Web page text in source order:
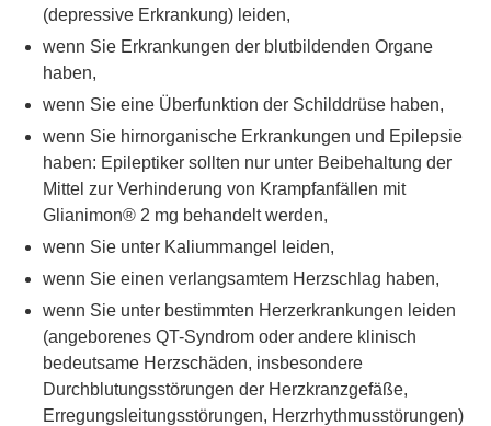
(depressive Erkrankung) leiden,
wenn Sie Erkrankungen der blutbildenden Organe
haben,
wenn Sie eine Überfunktion der Schilddrüse haben,
wenn Sie hirnorganische Erkrankungen und Epilepsie
haben: Epileptiker sollten nur unter Beibehaltung der
Mittel zur Verhinderung von Krampfanfällen mit
Glianimon® 2 mg behandelt werden,
wenn Sie unter Kaliummangel leiden,
wenn Sie einen verlangsamtem Herzschlag haben,
wenn Sie unter bestimmten Herzerkrankungen leiden
(angeborenes QT-Syndrom oder andere klinisch
bedeutsame Herzschäden, insbesondere
Durchblutungsstörungen der Herzkranzgefäße,
Erregungsleitungsstörungen, Herzrhythmusstörungen)